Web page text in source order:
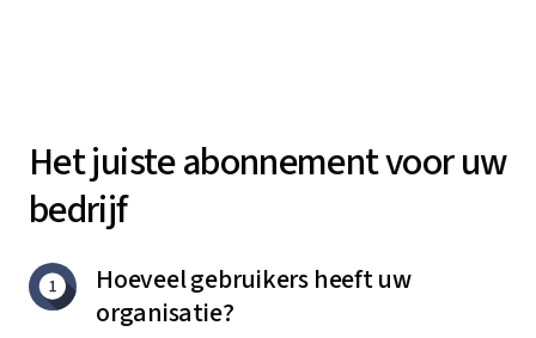
Het juiste abonnement voor uw
bedrijf
Hoeveel gebruikers heeft uw
organisatie?